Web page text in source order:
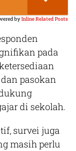
byInline Related Posts
pada
pasokan
di sekolah.
survei juga
masih perlu